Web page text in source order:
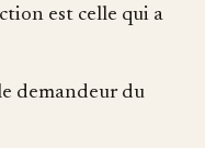
est celle qui a
demandeur du